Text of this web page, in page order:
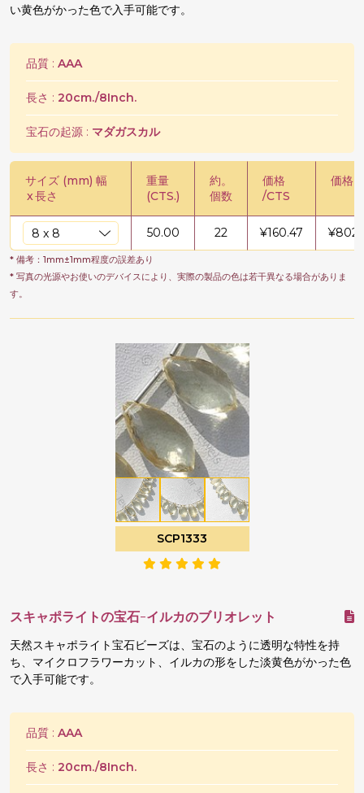
い黄色がかった色で入手可能です。
品質 : AAA
長さ : 20cm./8Inch.
宝石の起源 : マダガスカル
サイズ (mm) 幅
x長さ
重量
(CTS.)
約。
個数
価格
/CTS
価格 /
50.00 22 ¥160.47 ¥
* 備考：1mm±1mm程度の誤差あり
* 写真の光源やお使いのデバイスにより、実際の製品の色は若干異なる場合がありま
す。
SCP1333
スキャポライトの宝石-イルカのブリオレット
天然スキャポライト宝石ビーズは、宝石のように透明な特性を持
ち、マイクロフラワーカット、イルカの形をした淡黄色がかった色
で入手可能です。
品質 : AAA
長さ : 20cm./8Inch.